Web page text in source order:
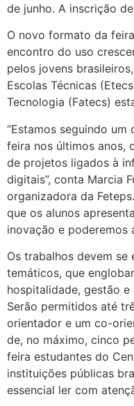
de junho. A inscrição
O novo formato da
encontro do uso
pelos jovens
Escolas Técnicas
Tecnologia (Fatecs)
“Estamos seguindo
feira nos últimos anos,
de projetos ligados à
digitais”, conta Marcia
organizadora da
que os alunos
inovação e poderemos
Os trabalhos devem se
temáticos, que
hospitalidade, gestão
Serão permitidos até
orientador e um co-
de, no máximo, cinco
feira estudantes do
instituições públicas
essencial ler com